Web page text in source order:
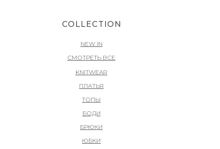
COLLECTION
NEW IN
СМОТРЕТЬ ВСЕ
ПЛАТЬЯ
KNITWEAR
ТОПЫ
БОДИ
БРЮКИ
ЮБКИ